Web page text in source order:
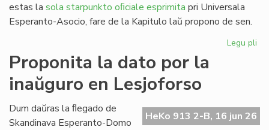
estas la sola starpunkto oﬁciale esprimita pri Universala
Esperanto-Asocio, fare de la Kapitulo laŭ propono de sen.
Legu pli
Proponita la dato por la
inaŭguro en Lesjoforso
HeKo 913 2-B, 16 jun 26
Dum daŭras la ﬂegado de
Skandinava Esperanto-Domo